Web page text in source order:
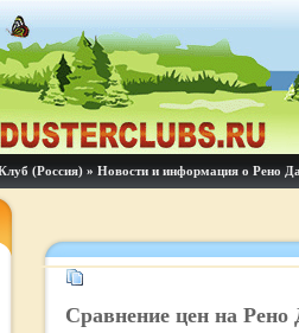
(Россия) » Новости и информация о Рено
Сравнение цен на